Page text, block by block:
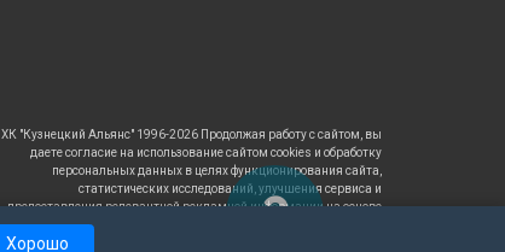
Хорошо
ХК "Кузнецкий Альянс" 1996-2026 Продолжая работу с сайтом, вы
даете согласие на использование сайтом cookies и обработку
персональных данных в целях функционирования сайта,
статистических исследований, улучшения сервиса и
предоставления релевантной рекламной информации на основе